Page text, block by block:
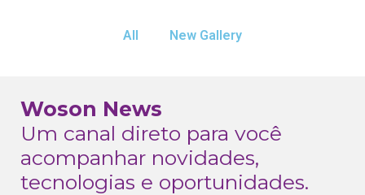
All New Gallery
Woson News
Um canal direto para você
acompanhar novidades,
tecnologias e oportunidades.